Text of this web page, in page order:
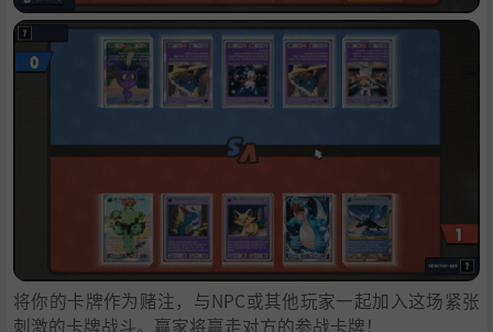
将你的卡牌作为赌注，与NPC或其他玩家一起加入这场紧张
刺激的卡牌战斗。赢家将赢走对方的参战卡牌！